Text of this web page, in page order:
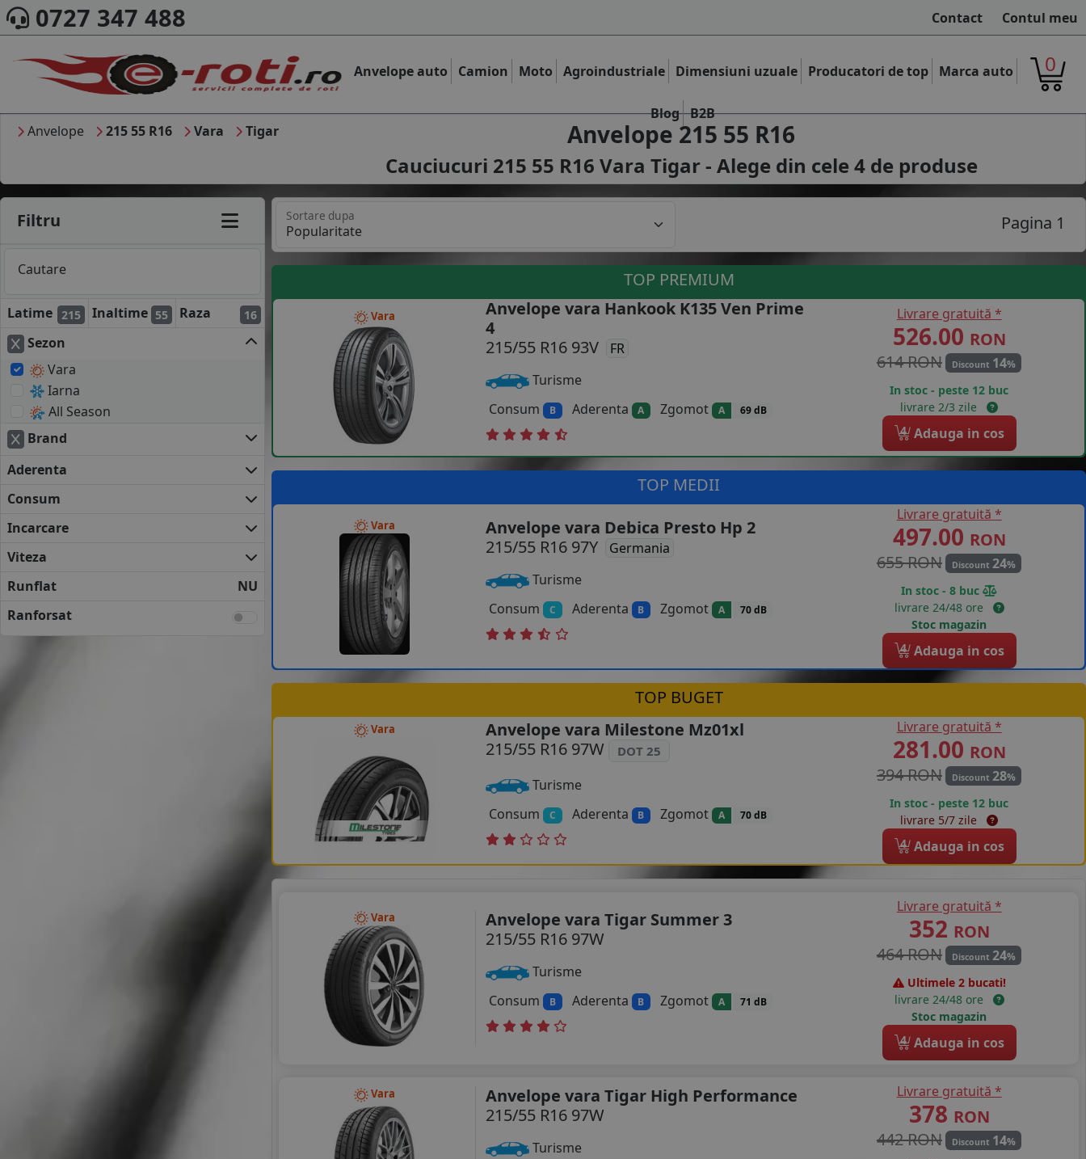
0727 347 488 Contact Contul meu
Anvelope auto Camion Moto Agroindustriale Dimensiuni uzuale Producatori de top Marca auto
Blog B2B
0
Anvelope 215 55 R16 Vara Tigar Anvelope 215 55 R16
Cauciucuri 215 55 R16 Vara Tigar - Alege din cele 4de produse
Filtru
Cautare
Latime 215 Inaltime 55 Raza 16
Sezon
Vara
Iarna
All Season
Brand
Aderenta
Consum
Incarcare
Viteza
Runflat
NU
Ranforsat
Sortare dupa Pagina 1
TOP PREMIUM
Vara
Anvelope vara Hankook K135 Ven Prime
4
215/55 R16 93V
FR
Turisme
Consum
B Aderenta A Zgomot A 69 dB
Livrare gratuită *
526.00 RON
614 RON
Discount 14%
In stoc - peste 12 buc
livrare 2/3 zile
4 Adauga in cos
TOP MEDII
Vara
Anvelope vara Debica Presto Hp 2
215/55 R16 97Y
Germania
Turisme
Consum
C Aderenta B Zgomot A 70 dB
Livrare gratuită *
497.00 RON
655 RON
Discount 24%
In stoc - 8 buc
livrare 24/48 ore
Stoc magazin
4 Adauga in cos
TOP BUGET
Vara
Anvelope vara Milestone Mz01xl
215/55 R16 97W
DOT 25
Turisme
Consum
C Aderenta B Zgomot A 70 dB
Livrare gratuită *
281.00 RON
394 RON
Discount 28%
In stoc - peste 12 buc
livrare 5/7 zile
4 Adauga in cos
Vara
Anvelope vara Tigar Summer 3
215/55 R16 97W
Turisme
Consum
B Aderenta B Zgomot A 71 dB
Livrare gratuită *
352 RON
464 RON
Discount 24%
Ultimele 2 bucati!
livrare 24/48 ore
Stoc magazin
4 Adauga in cos
Vara
Anvelope vara Tigar High Performance
215/55 R16 97W
Turisme
Livrare gratuită *
378 RON
442 RON
Discount 14%